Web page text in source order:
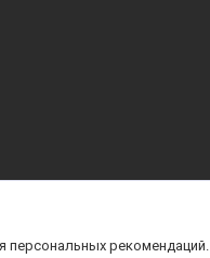
персональных рекомендаций.